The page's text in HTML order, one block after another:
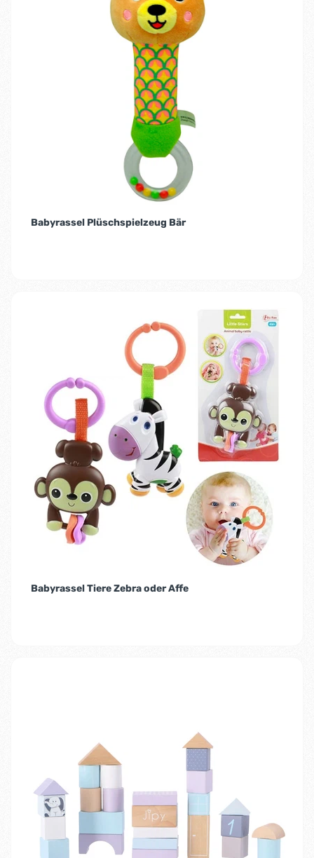
Babyrassel Plüschspielzeug Bär
Babyrassel Tiere Zebra oder Affe